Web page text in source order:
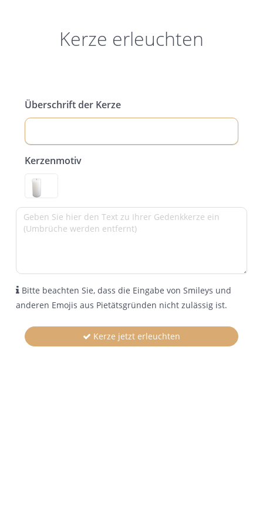
Kerze erleuchten
Überschrift der Kerze
Kerzenmotiv
Bitte beachten Sie, dass die Eingabe von Smileys und
anderen Emojis aus Pietätsgründen nicht zulässig ist.
Kerze jetzt erleuchten